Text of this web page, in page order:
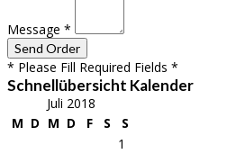
Message *
* Please Fill Required Fields *
Schnellübersicht Kalender
Juli 2018
M D M D F S S
1